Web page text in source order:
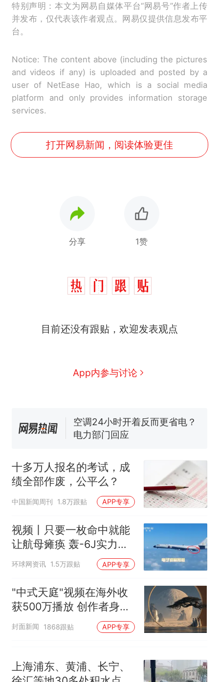
特别声明：本文为网易自媒体平台“网易号”作者上传
并发布，仅代表该作者观点。网易仅提供信息发布平
台。
Notice: The content above (including the pictures
and videos if any) is uploaded and posted by a
user of NetEase Hao, which is a social media
platform and only provides information storage
services.
打开网易新闻，阅读体验更佳
分享 1赞
目前还没有跟贴，欢迎发表观点
App内参与讨论
全部作废，公平么？
国大使骑行绕了几乎整个国境
线一圈，还曾两次到中国寻根
搬家报价570元，搬到楼下交
5060元才肯搬上楼！女子傻眼
空调24小时开着反而更省电？
电力部门回应
试前13名均遭淘汰？教育局：
已叫停招聘，成立调查组全面
核查
热
十多万人报名的考试，成绩
全部作废，公平么？
十多万人报名的考试，成
绩全部作废，公平么？
中国新闻周刊 1.8万跟贴 APP专享
视频丨只要一枚命中就能
让航母瘫痪 轰-6J实力有
多强？
环球网资讯 1.5万跟贴 APP专享
"中式天庭"视频在海外收
获500万播放 创作者身份
披露
封面新闻 1868跟贴 APP专享
上海浦东、黄浦、长宁、